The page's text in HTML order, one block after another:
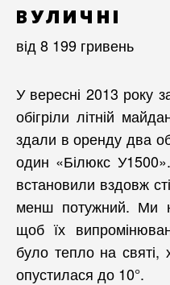
ВУЛИЧНІ
від 8 199 гривень
У вересні 2013 року
обігріли літній
здали в оренду два
один «Білюкс У1500».
встановили вздовж
менш потужний. Ми
щоб їх
було тепло на святі,
опустилася до 10°.